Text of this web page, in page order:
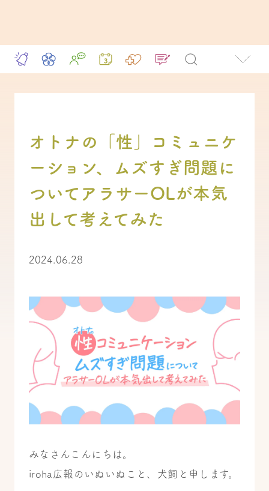
オトナの「性」コミュニケ
ーション、ムズすぎ問題に
ついてアラサーOLが本気
出して考えてみた
2024.06.28
みなさんこんにちは。
iroha広報のいぬいぬこと、犬飼と申します。